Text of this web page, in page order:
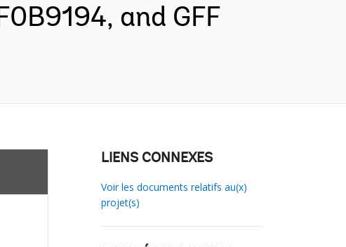
and GFF
LIENS CONNEXES
Voir les documents relatifs au(x)
projet(s)